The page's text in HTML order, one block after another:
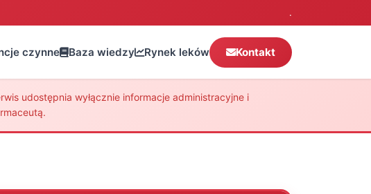
.
czynne Baza wiedzy Rynek leków Kontakt
udostępnia wyłącznie informacje administracyjne i